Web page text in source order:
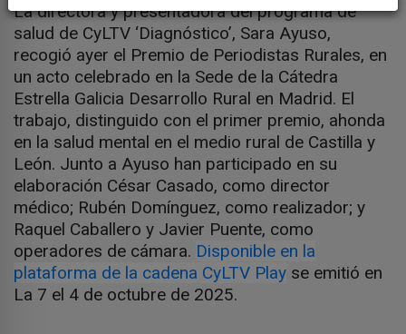
La directora y presentadora del programa de
salud de CyLTV ‘Diagnóstico’, Sara Ayuso,
recogió ayer el Premio de Periodistas Rurales, en
un acto celebrado en la Sede de la Cátedra
Estrella Galicia Desarrollo Rural en Madrid. El
trabajo, distinguido con el primer premio, ahonda
en la salud mental en el medio rural de Castilla y
León. Junto a Ayuso han participado en su
elaboración César Casado, como director
médico; Rubén Domínguez, como realizador; y
Raquel Caballero y Javier Puente, como
operadores de cámara. Disponible en la
plataforma de la cadena CyLTV Play se emitió en
La 7 el 4 de octubre de 2025.